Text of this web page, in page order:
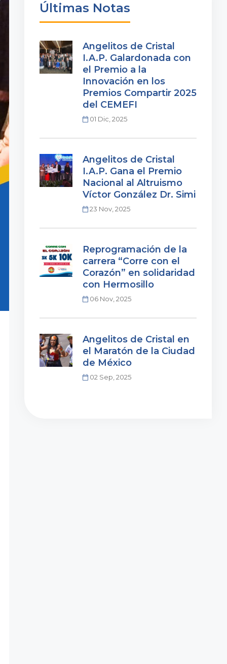
Últimas Notas
Angelitos de Cristal
I.A.P. Galardonada con
el Premio a la
Innovación en los
Premios Compartir 2025
del CEMEFI
01 Dic, 2025
Angelitos de Cristal
I.A.P. Gana el Premio
Nacional al Altruismo
Víctor González Dr. Simi
23 Nov, 2025
Reprogramación de la
carrera “Corre con el
Corazón” en solidaridad
con Hermosillo
06 Nov, 2025
Angelitos de Cristal en
el Maratón de la Ciudad
de México
02 Sep, 2025